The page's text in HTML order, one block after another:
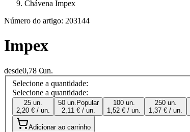
Chávena Impex
Número do artigo: 203144
Impex
desde0,78 €un.
Selecione a quantidade:
Selecione a quantidade:
25 un.
2,20 € / un.
50 un. Popular
2,11 € / un.
100 un.
1,52 € / un.
250 un.
1,37 € / un.
Adicionar ao carrinho